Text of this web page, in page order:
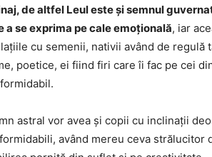
de altfel Leul este și semnul
se exprima pe cale emoțională, iar
cu semenii, nativii având de regulă
poetice, ei fiind firi care îi fac pe cei
astral vor avea și copii cu inclinații
având mereu ceva strălucitor